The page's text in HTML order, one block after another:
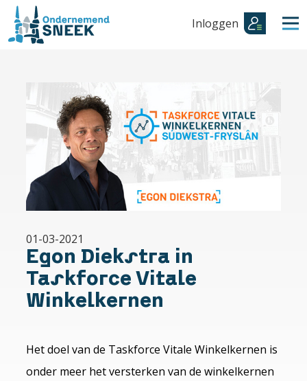
Inloggen
01-03-2021
Egon Diekstra in
Taskforce Vitale
Winkelkernen
Het doel van de Taskforce Vitale Winkelkernen is
onder meer het versterken van de winkelkernen